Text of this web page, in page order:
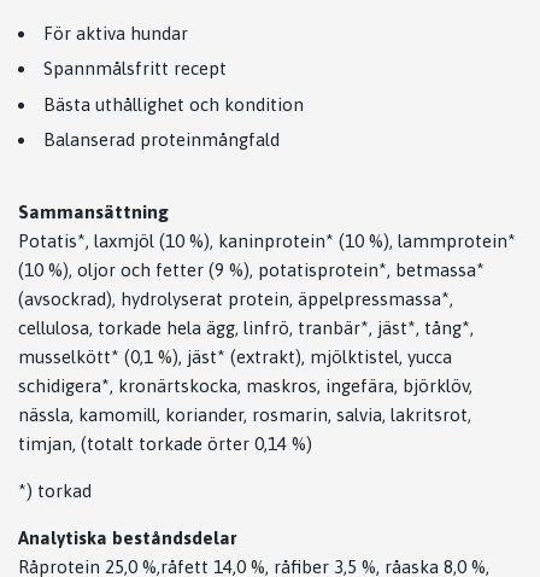
För aktiva hundar
Spannmålsfritt recept
Bästa uthållighet och kondition
Balanserad proteinmångfald
Sammansättning
Potatis*, laxmjöl (10 %), kaninprotein* (10 %), lammprotein*
(10 %), oljor och fetter (9 %), potatisprotein*, betmassa*
(avsockrad), hydrolyserat protein, äppelpressmassa*,
cellulosa, torkade hela ägg, linfrö, tranbär*, jäst*, tång*,
musselkött* (0,1 %), jäst* (extrakt), mjölktistel, yucca
schidigera*, kronärtskocka, maskros, ingefära, björklöv,
nässla, kamomill, koriander, rosmarin, salvia, lakritsrot,
timjan, (totalt torkade örter 0,14 %)
*) torkad
Analytiska beståndsdelar
Råprotein 25,0 %,råfett 14,0 %, råfiber 3,5 %, råaska 8,0 %,